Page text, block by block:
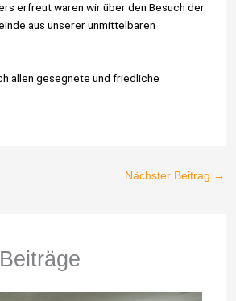
erfreut waren wir über den Besuch der
aus unserer unmittelbaren
allen gesegnete und friedliche
Nächster Beitrag →